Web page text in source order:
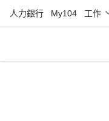
人力銀行 My104 工作